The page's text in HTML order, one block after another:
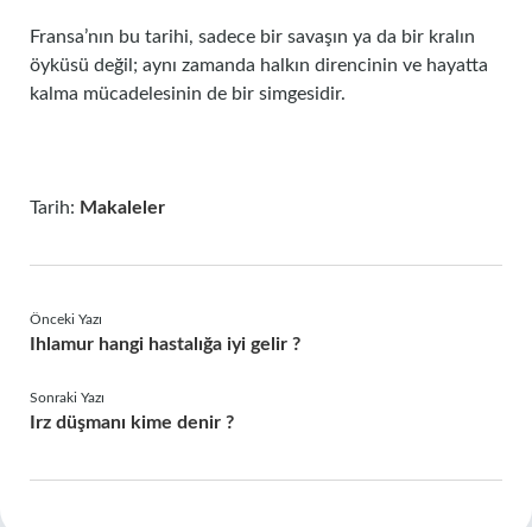
Fransa’nın bu tarihi, sadece bir savaşın ya da bir kralın
öyküsü değil; aynı zamanda halkın direncinin ve hayatta
kalma mücadelesinin de bir simgesidir.
Tarih: Makaleler
Önceki Yazı
Ihlamur hangi hastalığa iyi gelir ?
Sonraki Yazı
Irz düşmanı kime denir ?